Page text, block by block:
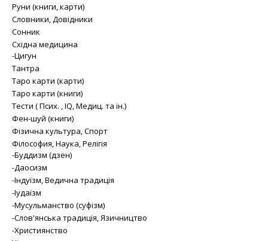
Руни (книги, карти)
Словники, Довідники
Сонник
Східна медицина
-Цигун
Тантра
Таро карти (карти)
Таро карти (книги)
Тести ( Псих. , IQ, Медиц. та ін.)
Фен-шуй (книги)
Фізична культура, Спорт
Філософия, Наука, Релігія
-Буддизм (дзен)
-Даосизм
-Індуїзм, Ведична традиція
-Іудаїзм
-Мусульманство (суфізм)
-Слов'янська традиція, Язичництво
-Християнство